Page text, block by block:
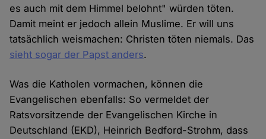
es auch mit dem Himmel belohnt" würden töten.
Damit meint er jedoch allein Muslime. Er will uns
tatsächlich weismachen: Christen töten niemals. Das
sieht sogar der Papst anders.
Was die Katholen vormachen, können die
Evangelischen ebenfalls: So vermeldet der
Ratsvorsitzende der Evangelischen Kirche in
Deutschland (EKD), Heinrich Bedford-Strohm, dass